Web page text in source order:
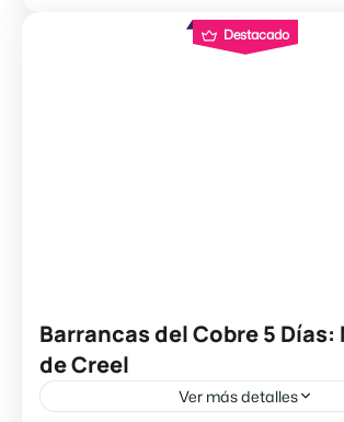
Destacado
Barrancas del Cobre 5
de Creel
Ver más detalles